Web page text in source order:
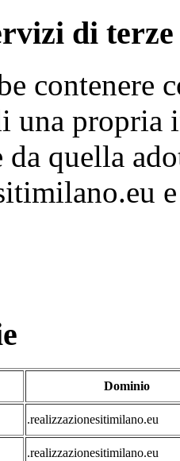
di
contenere
una propria
da quella
Dominio
.realizzazionesitimilano.eu
.realizzazionesitimilano.eu